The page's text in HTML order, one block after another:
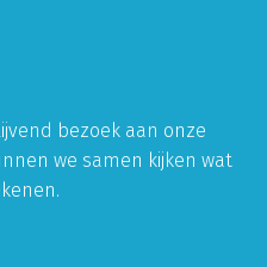
bezoek aan onze
we samen kijken wat